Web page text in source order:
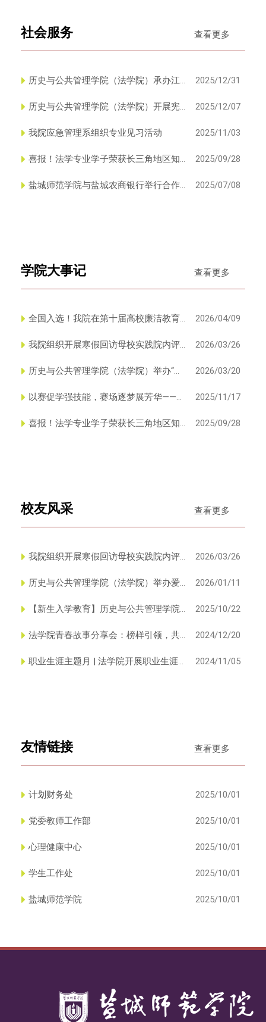
社会服务 查看更多
历史与公共管理学院（法学院）承办江
2025/12/31
历史与公共管理学院（法学院）开展宪
2025/12/07
我院应急管理系组织专业见习活动 2025/11/03
喜报！法学专业学子荣获长三角地区知
2025/09/28
盐城师范学院与盐城农商银行举行合作
2025/07/08
学院大事记 查看更多
全国入选！我院在第十届高校廉洁教育
2026/04/09
我院组织开展寒假回访母校实践院内评
2026/03/26
历史与公共管理学院（法学院）举办“成
2026/03/20
以赛促学强技能，赛场逐梦展芳华——历
2025/11/17
喜报！法学专业学子荣获长三角地区知
2025/09/28
校友风采 查看更多
我院组织开展寒假回访母校实践院内评
2026/03/26
历史与公共管理学院（法学院）举办爱
2026/01/11
【新生入学教育】历史与公共管理学院
2025/10/22
法学院青春故事分享会：榜样引领，共
2024/12/20
职业生涯主题月 | 法学院开展职业生涯
2024/11/05
友情链接 查看更多
计划财务处 2025/10/01
党委教师工作部 2025/10/01
心理健康中心 2025/10/01
学生工作处 2025/10/01
盐城师范学院 2025/10/01